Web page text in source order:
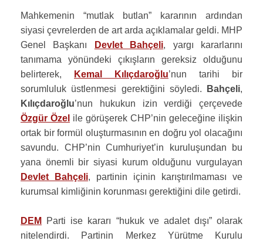
Mahkemenin “mutlak butlan” kararının ardından
siyasi çevrelerden de art arda açıklamalar geldi. MHP
Genel Başkanı
Devlet Bahçeli, yargı kararlarını
tanımama yönündeki çıkışların gereksiz olduğunu
belirterek,
Kemal Kılıçdaroğlu’nun tarihi bir
sorumluluk üstlenmesi gerektiğini söyledi.
Bahçeli,
Kılıçdaroğlu’nun hukukun izin verdiği çerçevede
Özgür Özel ile görüşerek CHP’nin geleceğine ilişkin
ortak bir formül oluşturmasının en doğru yol olacağını
savundu. CHP’nin Cumhuriyet’in kuruluşundan bu
yana önemli bir siyasi kurum olduğunu vurgulayan
Devlet Bahçeli, partinin içinin karıştırılmaması ve
kurumsal kimliğinin korunması gerektiğini dile getirdi.
DEM
Parti ise kararı “hukuk ve adalet dışı” olarak
nitelendirdi. Partinin Merkez Yürütme Kurulu